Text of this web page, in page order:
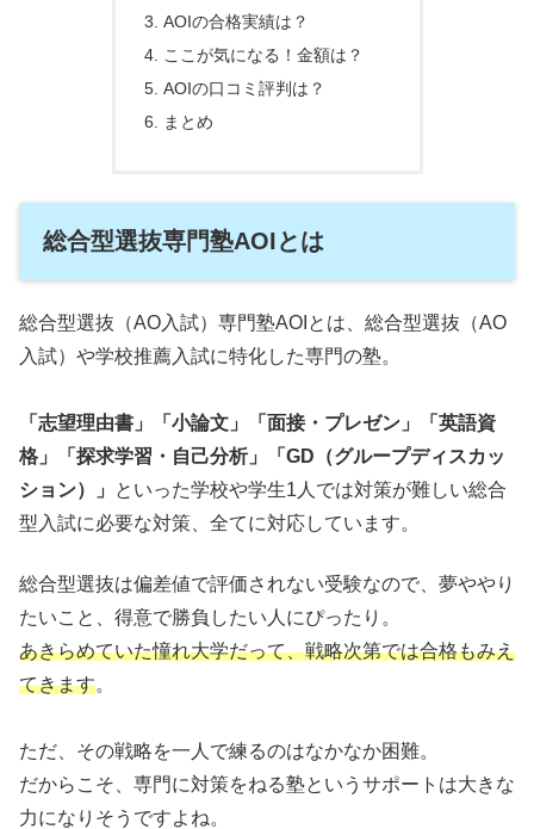
AOIの合格実績は？
ここが気になる！金額は？
AOIの口コミ評判は？
まとめ
総合型選抜専門塾AOIとは
総合型選抜（AO入試）専門塾AOIとは、総合型選抜（AO
入試）や学校推薦入試に特化した専門の塾。
「志望理由書」「小論文」「面接・プレゼン」「英語資
格」「探求学習・自己分析」「GD（グループディスカッ
ション）」
といった学校や学生1人では対策が難しい総合
型入試に必要な対策、全てに対応しています。
総合型選抜は偏差値で評価されない受験なので、夢ややり
たいこと、得意で勝負したい人にぴったり。
あきらめていた憧れ大学だって、戦略次第では合格もみえ
てきます。
ただ、その戦略を一人で練るのはなかなか困難。
だからこそ、専門に対策をねる塾というサポートは大きな
力になりそうですよね。